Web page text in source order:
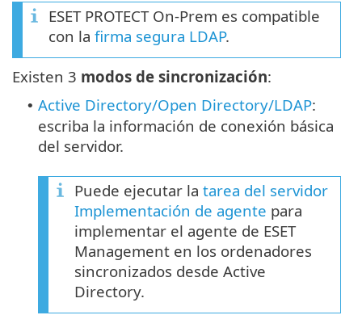
ESET PROTECT On-Prem es compatible
con la firma segura LDAP.
Existen 3 modos de sincronización:
• Active Directory/Open Directory/LDAP:
escriba la información de conexión básica
del servidor.
Puede ejecutar la tarea del servidor
Implementación de agente para
implementar el agente de ESET
Management en los ordenadores
sincronizados desde Active
Directory.